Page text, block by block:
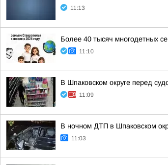
11:13
Более 40 тысяч многодетных
11:10
В Шпаковском округе перед
11:09
В ночном ДТП в Шпаковском
11:03